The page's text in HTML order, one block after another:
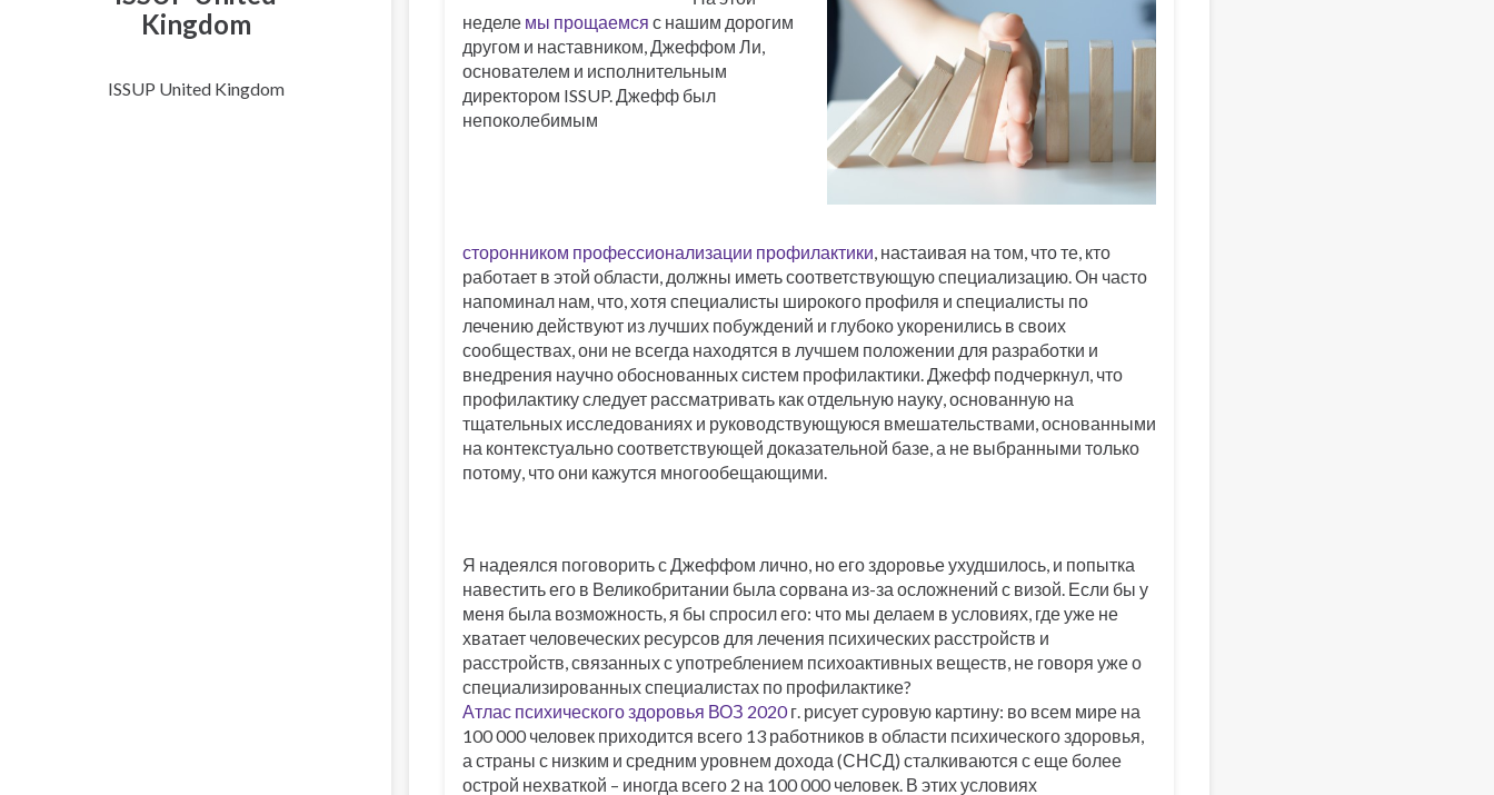
Kingdom
ISSUP United Kingdom
неделе мы прощаемся с нашим дорогим
другом и наставником, Джеффом Ли,
основателем и исполнительным
директором ISSUP. Джефф был
непоколебимым
сторонником профессионализации профилактики, настаивая на том, что те, кто
работает в этой области, должны иметь соответствующую специализацию. Он часто
напоминал нам, что, хотя специалисты широкого профиля и специалисты по
лечению действуют из лучших побуждений и глубоко укоренились в своих
сообществах, они не всегда находятся в лучшем положении для разработки и
внедрения научно обоснованных систем профилактики. Джефф подчеркнул, что
профилактику следует рассматривать как отдельную науку, основанную на
тщательных исследованиях и руководствующуюся вмешательствами, основанными
на контекстуально соответствующей доказательной базе, а не выбранными только
потому, что они кажутся многообещающими.
Я надеялся поговорить с Джеффом лично, но его здоровье ухудшилось, и попытка
навестить его в Великобритании была сорвана из-за осложнений с визой. Если бы у
меня была возможность, я бы спросил его: что мы делаем в условиях, где уже не
хватает человеческих ресурсов для лечения психических расстройств и
расстройств, связанных с употреблением психоактивных веществ, не говоря уже о
специализированных специалистах по профилактике?
Атлас психического здоровья ВОЗ 2020г. рисует суровую картину: во всем мире на
100 000 человек приходится всего 13 работников в области психического здоровья,
а страны с низким и средним уровнем дохода (СНСД) сталкиваются с еще более
острой нехваткой – иногда всего 2 на 100 000 человек. В этих условиях